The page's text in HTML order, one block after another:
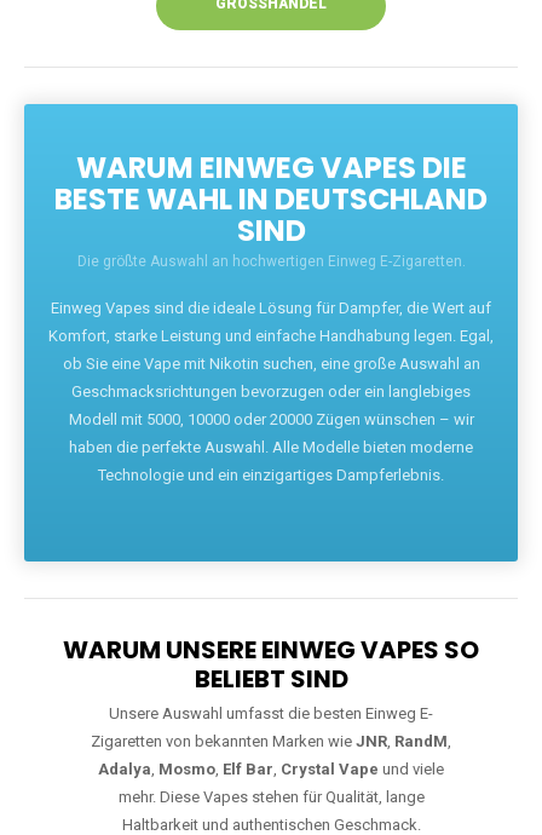
GROSSHANDEL
WARUM EINWEG VAPES DIE
BESTE WAHL IN DEUTSCHLAND
SIND
Die größte Auswahl an hochwertigen Einweg E-Zigaretten.
Einweg Vapes sind die ideale Lösung für Dampfer, die Wert auf
Komfort, starke Leistung und einfache Handhabung legen. Egal,
ob Sie eine Vape mit Nikotin suchen, eine große Auswahl an
Geschmacksrichtungen bevorzugen oder ein langlebiges
Modell mit 5000, 10000 oder 20000 Zügen wünschen – wir
haben die perfekte Auswahl. Alle Modelle bieten moderne
Technologie und ein einzigartiges Dampferlebnis.
WARUM UNSERE EINWEG VAPES SO
BELIEBT SIND
Unsere Auswahl umfasst die besten Einweg E-
Zigaretten von bekannten Marken wie JNR, RandM,
Adalya, Mosmo, Elf Bar, Crystal Vape und viele
mehr. Diese Vapes stehen für Qualität, lange
Haltbarkeit und authentischen Geschmack.